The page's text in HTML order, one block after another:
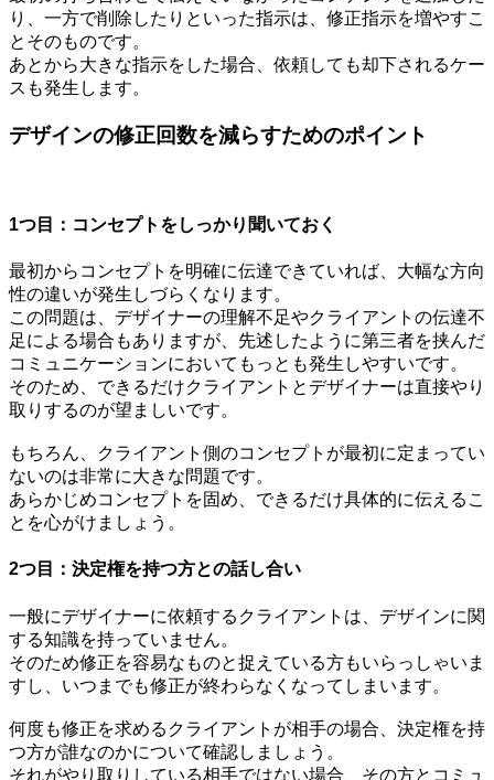
り、一方で削除したりといった指示は、修正指示を増やすこ
とそのものです。
あとから大きな指示をした場合、依頼しても却下されるケー
スも発生します。
デザインの修正回数を減らすためのポイント
1つ目：コンセプトをしっかり聞いておく
最初からコンセプトを明確に伝達できていれば、大幅な方向
性の違いが発生しづらくなります。
この問題は、デザイナーの理解不足やクライアントの伝達不
足による場合もありますが、先述したように第三者を挟んだ
コミュニケーションにおいてもっとも発生しやすいです。
そのため、できるだけクライアントとデザイナーは直接やり
取りするのが望ましいです。
もちろん、クライアント側のコンセプトが最初に定まってい
ないのは非常に大きな問題です。
あらかじめコンセプトを固め、できるだけ具体的に伝えるこ
とを心がけましょう。
2つ目：決定権を持つ方との話し合い
一般にデザイナーに依頼するクライアントは、デザインに関
する知識を持っていません。
そのため修正を容易なものと捉えている方もいらっしゃいま
すし、いつまでも修正が終わらなくなってしまいます。
何度も修正を求めるクライアントが相手の場合、決定権を持
つ方が誰なのかについて確認しましょう。
それがやり取りしている相手ではない場合、その方とコミュ